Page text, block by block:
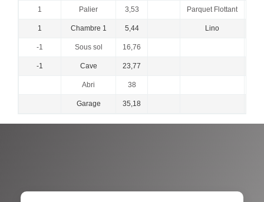
1 Palier 3,53 Parquet Flottant
1 Chambre 1 5,44 Lino
-1 Sous sol 16,76
-1 Cave 23,77
Abri 38
Garage 35,18